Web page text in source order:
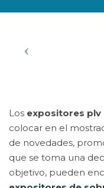
Los expositores plv
colocar en el
de novedades,
que se toma una
objetivo, pueden